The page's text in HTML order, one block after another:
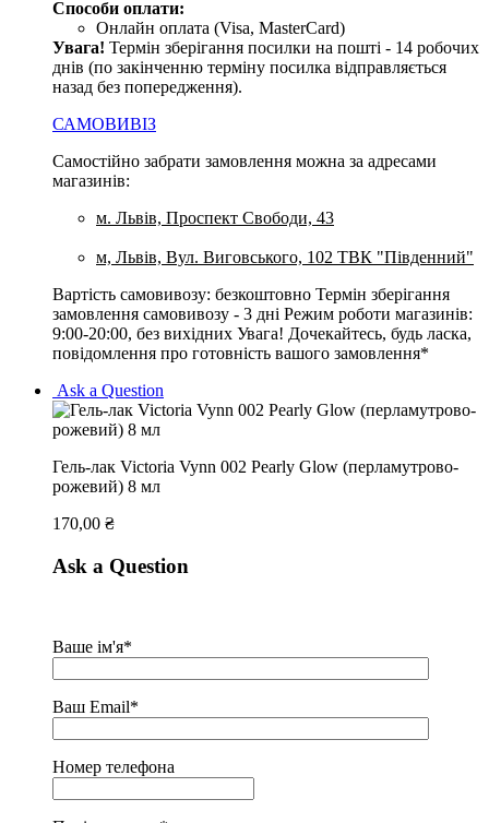
Способи оплати:
Онлайн оплата (Visa, MasterCard)
Увага! Термін зберігання посилки на пошті - 14 робочих
днів (по закінченню терміну посилка відправляється
назад без попередження).
САМОВИВІЗ
Самостійно забрати замовлення можна за адресами
магазинів:
м. Львів, Проспект Свободи, 43
м, Львів, Вул. Виговського, 102 ТВК "Південний"
Вартість самовивозу: безкоштовно Термін зберігання
замовлення самовивозу - 3 дні Режим роботи магазинів:
9:00-20:00, без вихідних Увага! Дочекайтесь, будь ласка,
повідомлення про готовність вашого замовлення*
Ask a Question
Гель-лак Victoria Vynn 002 Pearly Glow (перламутрово-
рожевий) 8 мл
170,00 ₴
Ask a Question
Ваше ім'я*
Ваш Email*
Номер телефона